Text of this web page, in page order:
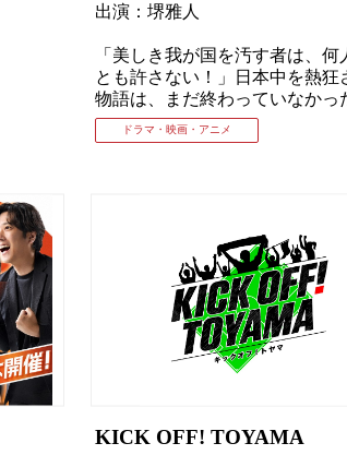
出演：堺雅人
「美しき我が国を汚す者は、何
とも許さない！」日本中を熱狂
物語は、まだ終わっていなかっ
ドラマ・映画・アニメ
KICK OFF! TOYAMA